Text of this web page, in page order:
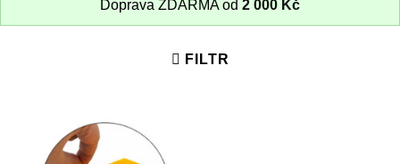
Doprava ZDARMA od 2 000 Kč
FILTR